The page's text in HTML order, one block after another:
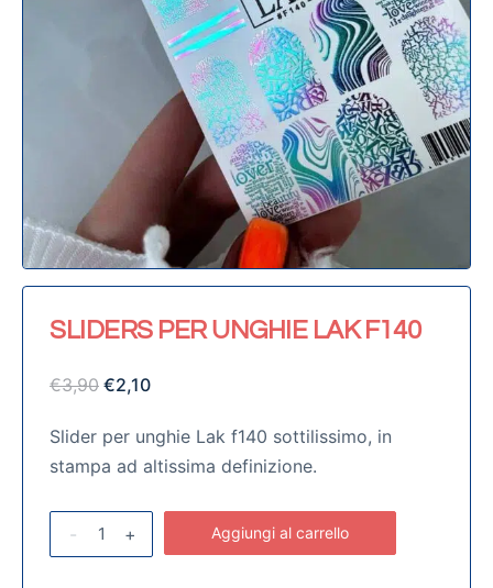
SLIDERS PER UNGHIE LAK F140
€3,90 €2,10
Slider per unghie Lak f140 sottilissimo, in
stampa ad altissima definizione.
- + Aggiungi al carrello